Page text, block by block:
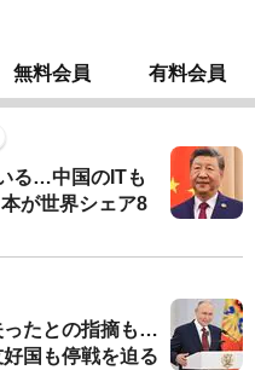
無料会員 有料会員
る…中国のITも
が世界シェア8
ったとの指摘も…
国も停戦を迫る